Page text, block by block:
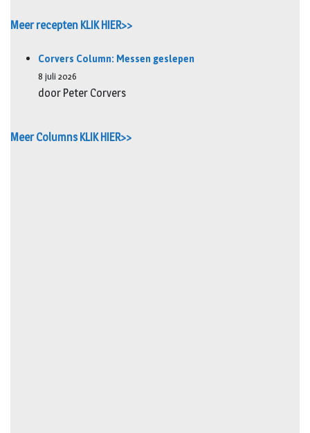
Meer recepten KLIK HIER>>
Corvers Column: Messen geslepen
8 juli 2026
door Peter Corvers
Meer Columns KLIK HIER>>